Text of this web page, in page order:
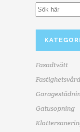
Fasadtvätt
Fastighetsvård
Gatusopning